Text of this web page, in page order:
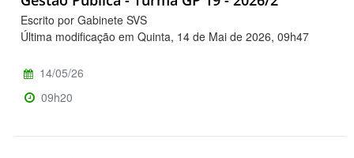
Escrito por Gabinete SVS
Última modificação em Quinta, 14 de Mai de 2026, 09h47
14/05/26
09h20